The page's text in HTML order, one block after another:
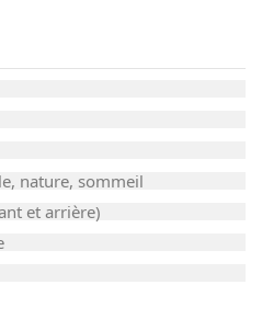
nature, sommeil
et arrière)